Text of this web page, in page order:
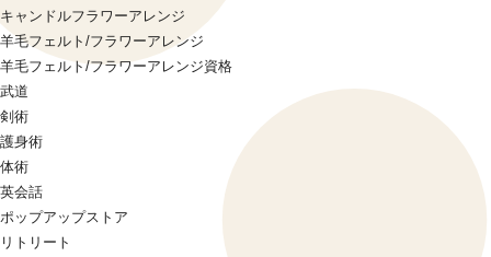
キャンドルフラワーアレンジ
羊毛フェルト/フラワーアレンジ
羊毛フェルト/フラワーアレンジ資格
武道
剣術
護身術
体術
英会話
ポップアップストア
リトリート